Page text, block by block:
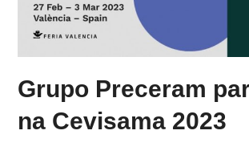
Grupo Preceram
na Cevisama 2023